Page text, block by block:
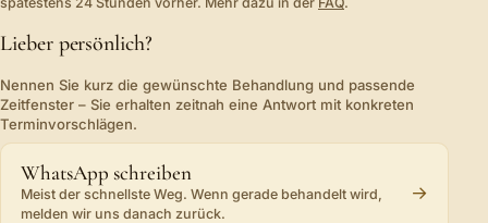
Lieber persönlich?
Nennen Sie kurz die gewünschte Behandlung und passende
Zeitfenster – Sie erhalten zeitnah eine Antwort mit konkreten
Terminvorschlägen.
WhatsApp schreiben
Meist der schnellste Weg. Wenn gerade behandelt wird,
melden wir uns danach zurück.
→